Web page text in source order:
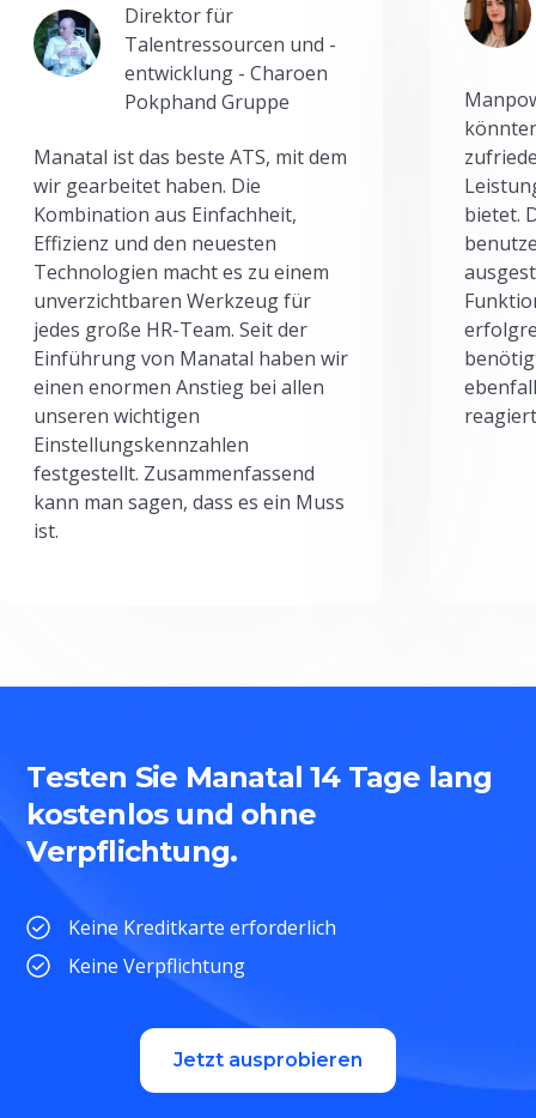
Direktor für
Talentressourcen und -
entwicklung - Charoen
Pokphand Gruppe
Manatal ist das beste ATS, mit dem
wir gearbeitet haben. Die
Kombination aus Einfachheit,
Effizienz und den neuesten
Technologien macht es zu einem
unverzichtbaren Werkzeug für
jedes große HR-Team. Seit der
Einführung von Manatal haben wir
einen enormen Anstieg bei allen
unseren wichtigen
Einstellungskennzahlen
festgestellt. Zusammenfassend
kann man sagen, dass es ein Muss
ist.
bietet.
Testen Sie Manatal 14 Tage lang
kostenlos und ohne
Verpflichtung.
Keine Kreditkarte erforderlich
Keine Verpflichtung
Jetzt ausprobieren